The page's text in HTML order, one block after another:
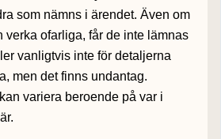
som nämns i ärendet. Även om
verka ofarliga, får de inte lämnas
vanligtvis inte för detaljerna
men det finns undantag.
variera beroende på var i